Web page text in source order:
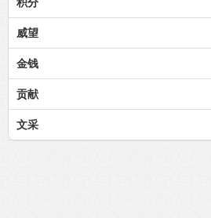
威望
金钱
贡献
文采